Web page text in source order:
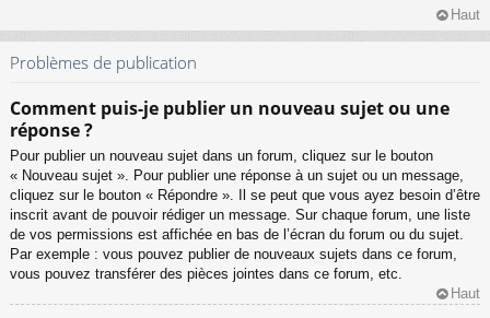
Haut
Problèmes de publication
Comment puis-je publier un nouveau sujet ou une
réponse ?
Pour publier un nouveau sujet dans un forum, cliquez sur le bouton
« Nouveau sujet ». Pour publier une réponse à un sujet ou un message,
cliquez sur le bouton « Répondre ». Il se peut que vous ayez besoin d’être
inscrit avant de pouvoir rédiger un message. Sur chaque forum, une liste
de vos permissions est affichée en bas de l’écran du forum ou du sujet.
Par exemple : vous pouvez publier de nouveaux sujets dans ce forum,
vous pouvez transférer des pièces jointes dans ce forum, etc.
Haut